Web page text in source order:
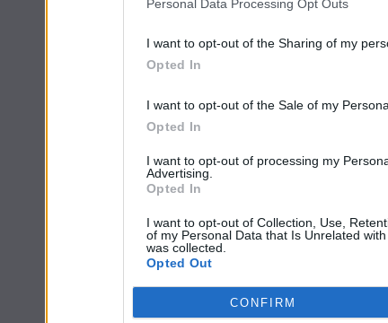
Personal Data Processing Opt Outs
I want to opt-out of the Sharing of my
Opted In
I want to opt-out of the Sale of my
Opted In
I want to opt-out of processing my
Advertising.
Opted In
I want to opt-out of Collection, Use,
of my Personal Data that Is Unrelated
was collected.
Opted Out
CONFIRM